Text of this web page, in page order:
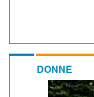
DONNE